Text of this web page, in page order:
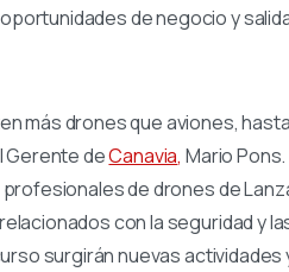
de negocio y
más drones que aviones,
Gerente deCanavia, Mario Pons.
de drones de
con la seguridad y
surgirán nuevas